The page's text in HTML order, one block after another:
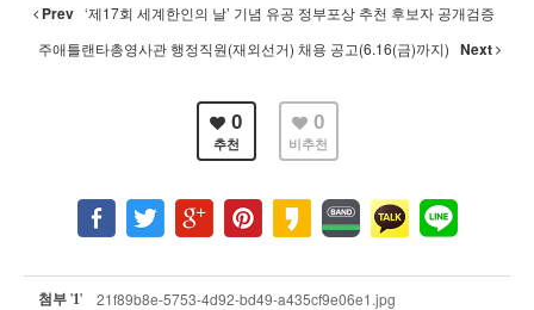
Prev ‘제17회 세계한인의 날’ 기념 유공 정부포상 추천 후보자 공개검증
주애틀랜타총영사관 행정직원(재외선거) 채용 공고(6.16(금)까지) Next
0
추천
0
비추천
첨부'1' 21f89b8e-5753-4d92-bd49-a435cf9e06e1.jpg